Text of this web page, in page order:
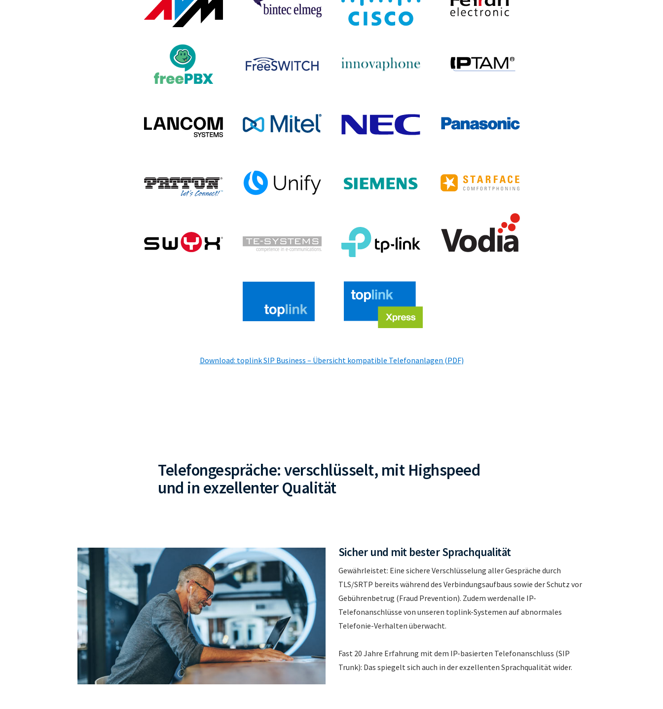
Download: toplink SIP Business – Übersicht kompatible Telefonanlagen (PDF)
Telefongespräche: verschlüsselt, mit Highspeed
und in exzellenter Qualität
Sicher und mit bester Sprachqualität
Gewährleistet: Eine sichere Verschlüsselung aller Gespräche durch
TLS/SRTP bereits während des Verbindungsaufbaus sowie der Schutz vor
Gebührenbetrug (Fraud Prevention). Zudem werdenalle IP-
Telefonanschlüsse von unseren toplink-Systemen auf abnormales
Telefonie-Verhalten überwacht.
Fast 20 Jahre Erfahrung mit dem IP-basierten Telefonanschluss (SIP
Trunk): Das spiegelt sich auch in der exzellenten Sprachqualität wider.